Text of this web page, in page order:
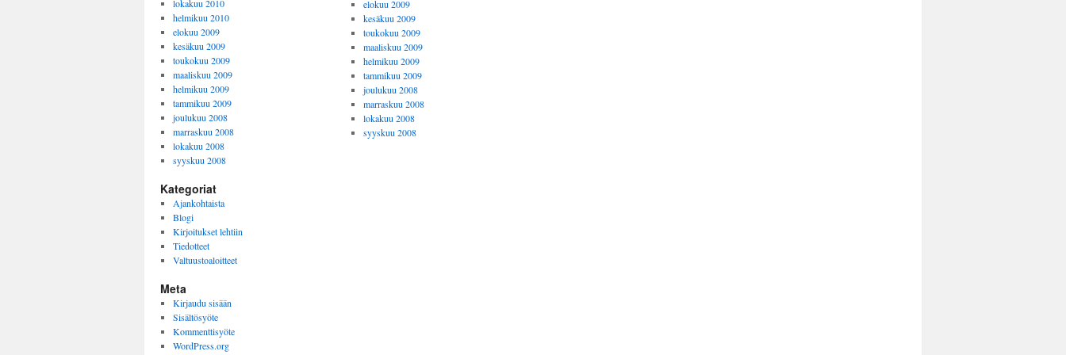
lokakuu 2010
helmikuu 2010
elokuu 2009
kesäkuu 2009
toukokuu 2009
maaliskuu 2009
helmikuu 2009
tammikuu 2009
joulukuu 2008
marraskuu 2008
lokakuu 2008
syyskuu 2008
Kategoriat
Ajankohtaista
Blogi
Kirjoitukset lehtiin
Tiedotteet
Valtuustoaloitteet
Meta
Kirjaudu sisään
Sisältösyöte
Kommenttisyöte
WordPress.org
elokuu 2009
kesäkuu 2009
toukokuu 2009
maaliskuu 2009
helmikuu 2009
tammikuu 2009
joulukuu 2008
marraskuu 2008
lokakuu 2008
syyskuu 2008